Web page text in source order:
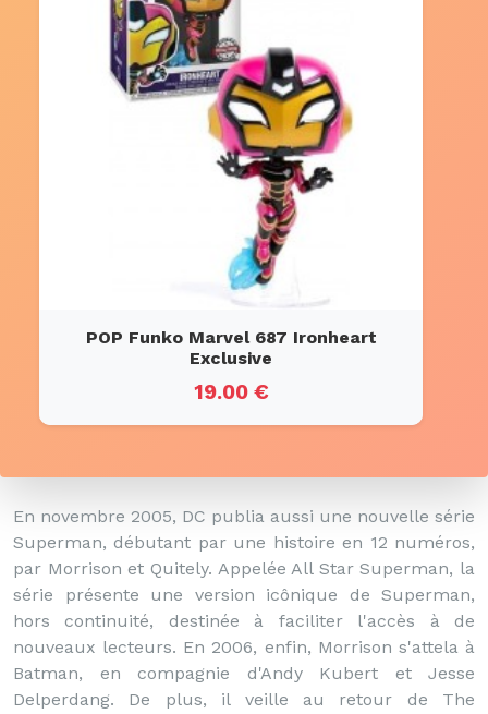
POP Funko Marvel 687 Ironheart
Exclusive
19.00 €
En novembre 2005, DC publia aussi une nouvelle série
Superman, débutant par une histoire en 12 numéros,
par Morrison et Quitely. Appelée All Star Superman, la
série présente une version icônique de Superman,
hors continuité, destinée à faciliter l'accès à de
nouveaux lecteurs. En 2006, enfin, Morrison s'attela à
Batman, en compagnie d'Andy Kubert et Jesse
Delperdang. De plus, il veille au retour de The